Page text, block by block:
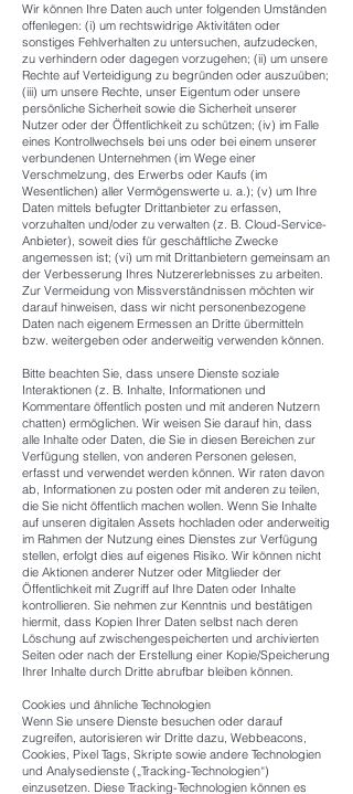
Wir können Ihre Daten auch unter folgenden Umständen
offenlegen: (i) um rechtswidrige Aktivitäten oder
sonstiges Fehlverhalten zu untersuchen, aufzudecken,
zu verhindern oder dagegen vorzugehen; (ii) um unsere
Rechte auf Verteidigung zu begründen oder auszuüben;
(iii) um unsere Rechte, unser Eigentum oder unsere
persönliche Sicherheit sowie die Sicherheit unserer
Nutzer oder der Öffentlichkeit zu schützen; (iv) im Falle
eines Kontrollwechsels bei uns oder bei einem unserer
verbundenen Unternehmen (im Wege einer
Verschmelzung, des Erwerbs oder Kaufs (im
Wesentlichen) aller Vermögenswerte u. a.); (v) um Ihre
Daten mittels befugter Drittanbieter zu erfassen,
vorzuhalten und/oder zu verwalten (z. B. Cloud-Service-
Anbieter), soweit dies für geschäftliche Zwecke
angemessen ist; (vi) um mit Drittanbietern gemeinsam an
der Verbesserung Ihres Nutzererlebnisses zu arbeiten.
Zur Vermeidung von Missverständnissen möchten wir
darauf hinweisen, dass wir nicht personenbezogene
Daten nach eigenem Ermessen an Dritte übermitteln
bzw. weitergeben oder anderweitig verwenden können.
Bitte beachten Sie, dass unsere Dienste soziale
Interaktionen (z. B. Inhalte, Informationen und
Kommentare öffentlich posten und mit anderen Nutzern
chatten) ermöglichen. Wir weisen Sie darauf hin, dass
alle Inhalte oder Daten, die Sie in diesen Bereichen zur
Verfügung stellen, von anderen Personen gelesen,
erfasst und verwendet werden können. Wir raten davon
ab, Informationen zu posten oder mit anderen zu teilen,
die Sie nicht öffentlich machen wollen. Wenn Sie Inhalte
auf unseren digitalen Assets hochladen oder anderweitig
im Rahmen der Nutzung eines Dienstes zur Verfügung
stellen, erfolgt dies auf eigenes Risiko. Wir können nicht
die Aktionen anderer Nutzer oder Mitglieder der
Öffentlichkeit mit Zugriff auf Ihre Daten oder Inhalte
kontrollieren. Sie nehmen zur Kenntnis und bestätigen
hiermit, dass Kopien Ihrer Daten selbst nach deren
Löschung auf zwischengespeicherten und archivierten
Seiten oder nach der Erstellung einer Kopie/Speicherung
Ihrer Inhalte durch Dritte abrufbar bleiben können.
Cookies und ähnliche Technologien
Wenn Sie unsere Dienste besuchen oder darauf
zugreifen, autorisieren wir Dritte dazu, Webbeacons,
Cookies, Pixel Tags, Skripte sowie andere Technologien
und Analysedienste („Tracking-Technologien“)
einzusetzen. Diese Tracking-Technologien können es